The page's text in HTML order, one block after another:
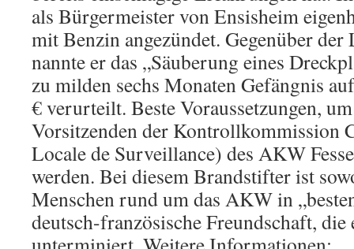
als Bürgermeister von Ensisheim
mit Benzin angezündet. Gegenüber der
nannte er das „Säuberung eines
zu milden sechs Monaten Gefängnis
€ verurteilt. Beste Voraussetzungen,
Vorsitzenden der Kontrollkommission
Locale de Surveillance) des AKW
werden. Bei diesem Brandstifter ist
Menschen rund um das AKW in
deutsch-französische Freundschaft,